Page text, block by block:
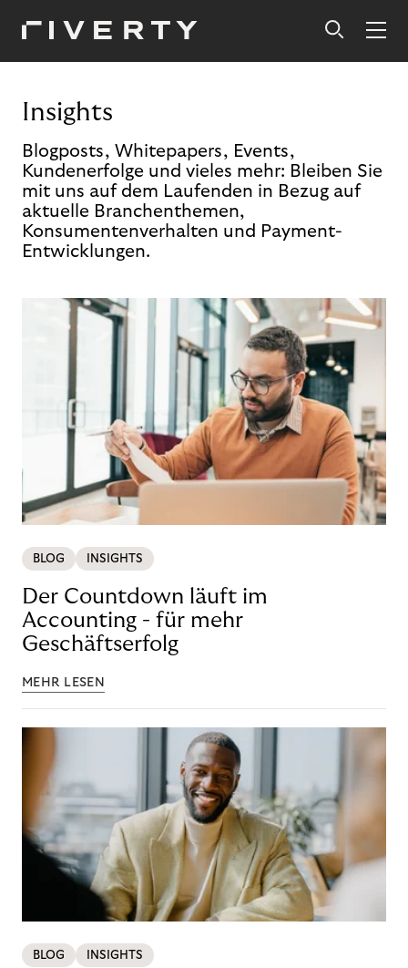
Insights
Blogposts, Whitepapers, Events,
Kundenerfolge und vieles mehr: Bleiben Sie
mit uns auf dem Laufenden in Bezug auf
aktuelle Branchenthemen,
Konsumentenverhalten und Payment-
Entwicklungen.
BLOG INSIGHTS
Der Countdown läuft im
Accounting - für mehr
Geschäftserfolg
MEHR LESEN
BLOG INSIGHTS